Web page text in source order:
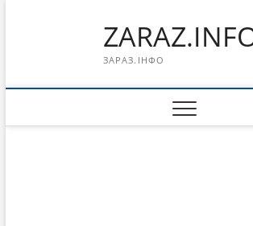
ЗАРАЗ.ІНФО